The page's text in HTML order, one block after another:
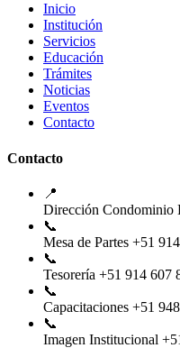
Inicio
Institución
Servicios
Educación
Trámites
Noticias
Eventos
Contacto
Contacto
📍
Dirección Condominio
📞
Mesa de Partes +51
📞
Tesorería +51 914 607
📞
Capacitaciones +51
📞
Imagen Institucional